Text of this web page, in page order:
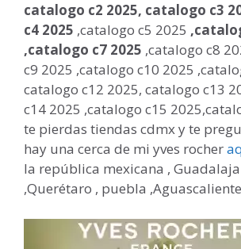
catalogo c2 2025, catalogo c3
c4 2025 ,catalogo c5 2025
,catalogo c7 2025 ,catalogo c8
c9 2025 ,catalogo c10 2025
catalogo c12 2025, catalogo c13
c14 2025 ,catalogo c15
te pierdas tiendas cdmx y te
hay una cerca de mi yves rocher
la república mexicana ,
,Querétaro , puebla